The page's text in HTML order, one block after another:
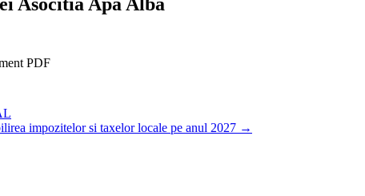
Asocitia Apa Alba
impozitelor si taxelor locale pe anul 2027 →